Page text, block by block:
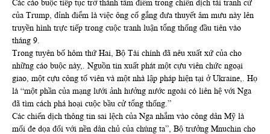
Các cáo buộc tiếp tục trở thành tâm điểm trong chiến dịch tái tranh cử
của Trump, đỉnh điểm là việc ông cố gắng đưa thuyết âm mưu này lên
truyền hình trực tiếp trong cuộc tranh luận tổng thống đầu tiên vào
tháng 9.
Trong tuyên bố hôm thứ Hai, Bộ Tài chính đã nêu xuất xứ của cho
những cáo buộc này,. Nguồn tin xuất phát một cựu viên chức ngoại
giao, một cựu công tố viên và một nhà lập pháp hiện tại ở Ukraine,. Họ
là “một phần của mạng lưới ảnh hưởng nước ngoài có liên hệ với Nga
đã tìm cách phá hoại cuộc bầu cử tổng thống.”
Các chiến dịch thông tin sai lệch của Nga nhắm vào công dân Mỹ là
mối đe dọa đối với nền dân chủ của chúng ta”, Bộ trưởng Mnuchin cho